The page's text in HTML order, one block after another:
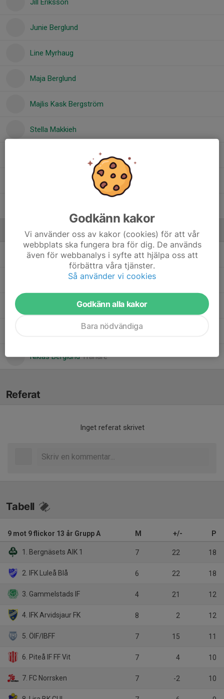
Jill Eriksson
Junie Berglund
Line Myrhaug
Maja Berglund
Majlis Kask Bergström
Stella Makkieh
Ledare
Anton AnderssonTränare
Fredrik HarnevikTränare
Johanna MyrhaugLagledare
Martin MyrhaugTränare
Niklas BerglundTränare
Referat
Inget referat skrivet
Tabell
9 mot 9 flickor 13 år Grupp A M +/- P
1. Bergnäsets AIK 1 7 22 18
2. IFK Luleå Blå 6 22 18
3. Gammelstads IF 4 21 12
4. IFK Arvidsjaur FK 8 2 12
5. ÖIF/IBFF 7 15 11
6. Piteå IF FF Vit 7 4 10
7. FC Norrsken 7 -2 10
Godkänn kakor
Vi använder oss av kakor (cookies) för att vår
webbplats ska fungera bra för dig. De används
även för webbanalys i syfte att hjälpa oss att
förbättra våra tjänster.
Så använder vi cookies
Godkänn alla kakor
Bara nödvändiga